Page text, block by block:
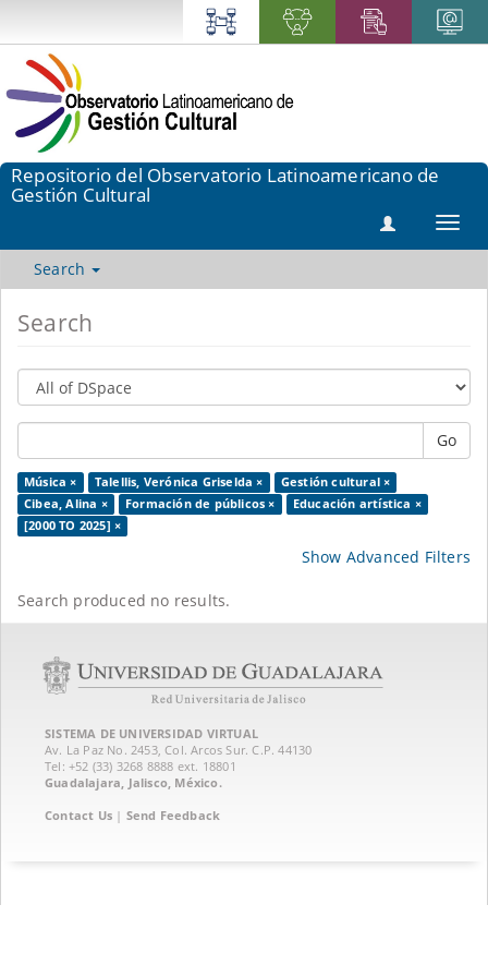
Repositorio del Observatorio Latinoamericano de
Gestión Cultural
Search
Search
Go
Música × Talellis, Verónica Griselda ×
Gestión cultural ×
Cibea, Alina ×
Formación de públicos ×
Educación artística ×
[2000 TO 2025] ×
Show Advanced Filters
Search produced no results.
SISTEMA DE UNIVERSIDAD VIRTUAL
Av. La Paz No. 2453, Col. Arcos Sur. C.P. 44130
Tel: +52 (33) 3268 8888‏ ext. 18801
Guadalajara, Jalisco, México.
Contact Us | Send Feedback